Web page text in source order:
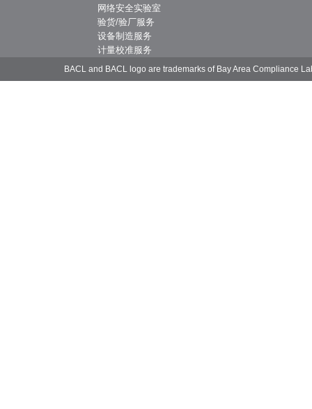
网络安全实验室
验货/验厂服务
设备制造服务
计量校准服务
BACL and BACL logo are trademarks of Bay Area